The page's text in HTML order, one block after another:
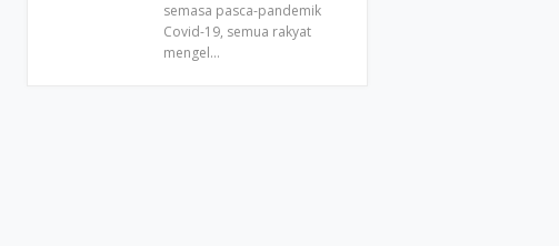
semasa pasca-pandemik
Covid-19, semua rakyat
mengel…